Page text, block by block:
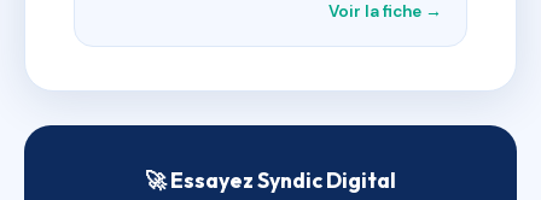
Voir la fiche →
🚀 Essayez Syndic Digital